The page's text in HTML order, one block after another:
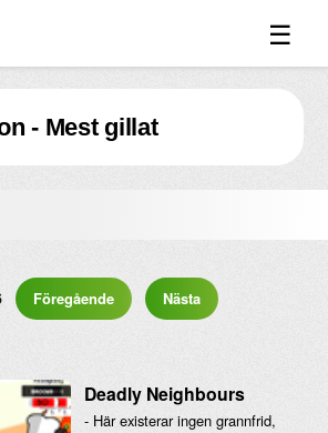
☰
- Mest gillat
Föregående Nästa
Deadly Neighbours
- Här existerar ingen grannfrid,